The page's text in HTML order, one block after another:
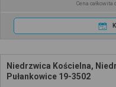
Cena
Niedrzwica Kościelna,
Pułankowice 19-3502